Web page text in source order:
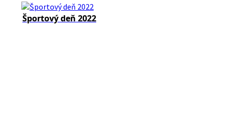
Športový deň 2022